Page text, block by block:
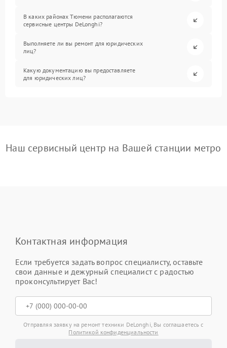
В каких районах Тюмени располагаются
сервисные центры DeLonghi?
Выполняете ли вы ремонт для юридических
лиц?
Какую документацию вы предоставляете
для юридических лиц?
Наш сервисный центр на Вашей станции метро
Контактная информация
Если требуется задать вопрос специалисту, оставьте
свои данные и дежурный специалист с радостью
проконсультирует Вас!
Отправляя заявку на ремонт техники DeLonghi, Вы соглашаетесь с
Политикой конфиденциальности